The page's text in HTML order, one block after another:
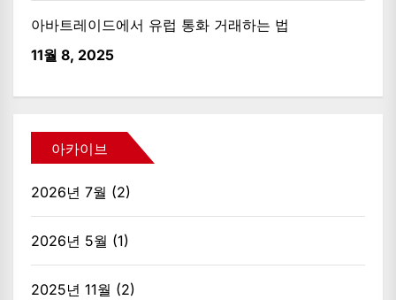
아바트레이드에서 유럽 통화 거래하는 법
11월 8, 2025
아카이브
2026년 7월 (2)
2026년 5월 (1)
2025년 11월 (2)